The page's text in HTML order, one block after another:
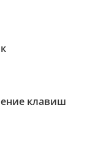
клавиш